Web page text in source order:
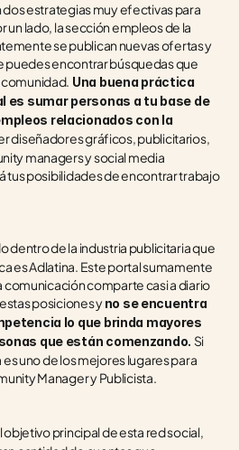
estrategias muy efectivas para
lado, la sección empleos de la
se publican nuevas ofertas y
puedes encontrar búsquedas que
Una buena práctica
es sumar personas a tu base de
relacionados con la
diseñadores gráficos, publicitarios,
managers y social media
tus posibilidades de encontrar trabajo
dentro de la industria publicitaria que
es Adlatina. Este portal sumamente
comunicación comparte casi a diario
posiciones y no se encuentra
lo que brinda mayores
que están comenzando. Si
uno de los mejores lugares para
Manager y Publicista.
objetivo principal de esta red social,